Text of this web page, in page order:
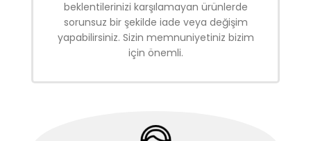
beklentilerinizi karşılamayan ürünlerde
sorunsuz bir şekilde iade veya değişim
yapabilirsiniz. Sizin memnuniyetiniz bizim
için önemli.